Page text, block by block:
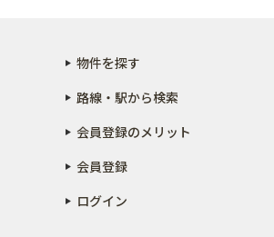
物件を探す
路線・駅から検索
会員登録のメリット
会員登録
ログイン